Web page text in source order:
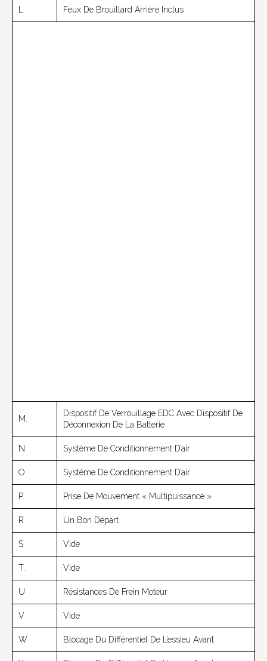
Feux De Brouillard Arrière Inclus
M.
Dispositif De Verrouillage EDC Avec Dispositif De
Déconnexion De La Batterie
N Système De Conditionnement D’air
O Système De Conditionnement D’air
P. Prise De Mouvement « Multipuissance »
R Un Bon Départ
S Vide
T. Vide
U Résistances De Frein Moteur
V Vide
W Blocage Du Différentiel De L’essieu Avant.